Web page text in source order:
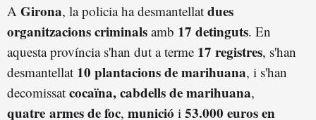
A Girona, la policia ha desmantellat dues
organitzacions criminals amb 17 detinguts. En
aquesta província s'han dut a terme 17 registres, s'han
desmantellat 10 plantacions de marihuana, i s'han
decomissat cocaïna, cabdells de marihuana,
quatre armes de foc, munició i 53.000 euros en